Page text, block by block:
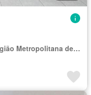
Região Imediata de São Paulo, Região Metropolitana de São Paulo